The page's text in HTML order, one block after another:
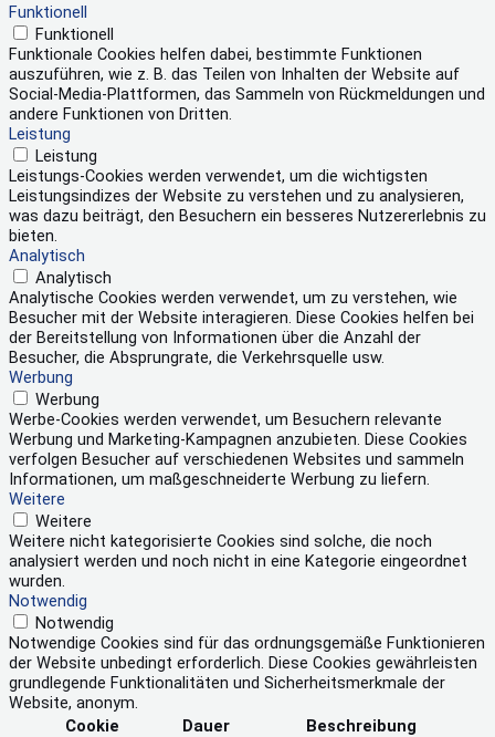
Funktionell
Funktionell
Funktionale Cookies helfen dabei, bestimmte Funktionen
auszuführen, wie z. B. das Teilen von Inhalten der Website auf
Social-Media-Plattformen, das Sammeln von Rückmeldungen und
andere Funktionen von Dritten.
Leistung
Leistung
Leistungs-Cookies werden verwendet, um die wichtigsten
Leistungsindizes der Website zu verstehen und zu analysieren,
was dazu beiträgt, den Besuchern ein besseres Nutzererlebnis zu
bieten.
Analytisch
Analytisch
Analytische Cookies werden verwendet, um zu verstehen, wie
Besucher mit der Website interagieren. Diese Cookies helfen bei
der Bereitstellung von Informationen über die Anzahl der
Besucher, die Absprungrate, die Verkehrsquelle usw.
Werbung
Werbung
Werbe-Cookies werden verwendet, um Besuchern relevante
Werbung und Marketing-Kampagnen anzubieten. Diese Cookies
verfolgen Besucher auf verschiedenen Websites und sammeln
Informationen, um maßgeschneiderte Werbung zu liefern.
Weitere
Weitere
Weitere nicht kategorisierte Cookies sind solche, die noch
analysiert werden und noch nicht in eine Kategorie eingeordnet
wurden.
Notwendig
Notwendig
Notwendige Cookies sind für das ordnungsgemäße Funktionieren
der Website unbedingt erforderlich. Diese Cookies gewährleisten
grundlegende Funktionalitäten und Sicherheitsmerkmale der
Website, anonym.
Cookie
Dauer Beschreibung